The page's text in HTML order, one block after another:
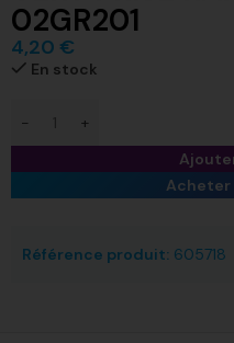
02GR201
4,20 €
En stock
Référence produit: 605718